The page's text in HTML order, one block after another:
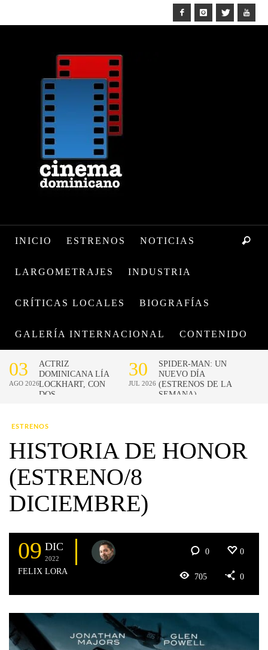
INICIO ESTRENOS NOTICIAS
LARGOMETRAJES INDUSTRIA
CRÍTICAS LOCALES BIOGRAFÍAS
GALERÍA INTERNACIONAL CONTENIDO
ESTRENOS
HISTORIA DE HONOR
(ESTRENO/8
DICIEMBRE)
09 DIC
2022
FELIX LORA
0 0
705 0